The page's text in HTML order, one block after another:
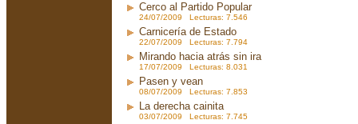
Cerco al Partido Popular
24/07/2009 Lecturas: 7.546
Carnicería de Estado
22/07/2009 Lecturas: 7.794
Mirando hacia atrás sin ira
17/07/2009 Lecturas: 8.031
Pasen y vean
08/07/2009 Lecturas: 7.853
La derecha cainita
03/07/2009 Lecturas: 7.745